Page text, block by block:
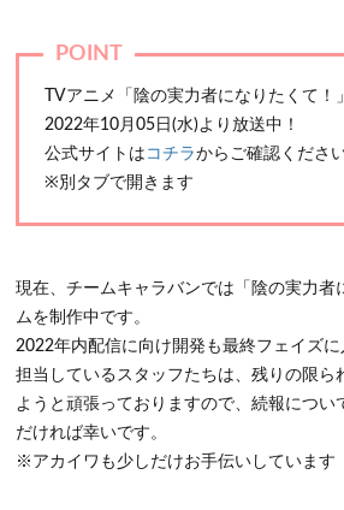
TVアニメ「陰の実力者になりたくて！」
2022年10月05日(水)より放送中！
公式サイトは コチラからご確認くださ
※別タブで開きます
現在、チームキャラバンでは「陰の実力者
ムを制作中です。
2022年内配信に向け開発も最終フェイズに
担当しているスタッフたちは、残りの限ら
ようと頑張っておりますので、続報につい
だければ幸いです。
※アカイワも少しだけお手伝いしています